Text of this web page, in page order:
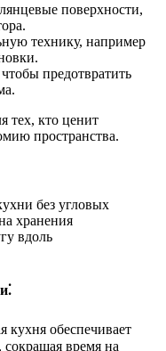
поверхности,
технику, например
предотвратить
тех, кто ценит
пространства.
без угловых
хранения
вдоль
кухня обеспечивает
время на